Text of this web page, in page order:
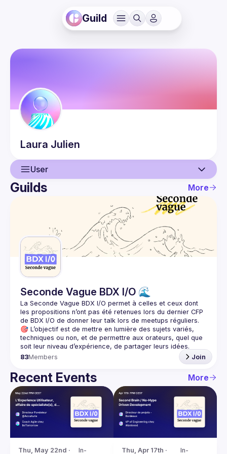
Guild
Laura Julien
User
User
Guilds
Guilds More
Seconde Vague BDX I/O 🌊
La Seconde Vague BDX I/O permet à celles et ceux dont
les propositions n’ont pas été retenues lors du dernier CFP
de BDX I/O de donner leur talk lors de meetups réguliers.
🎯 L’objectif est de mettre en lumière des sujets variés,
techniques ou non, et de permettre aux orateurs, quel que
83Members Join
Recent Events More
Thu, May 22nd · In- Thu, Apr 17th · In-